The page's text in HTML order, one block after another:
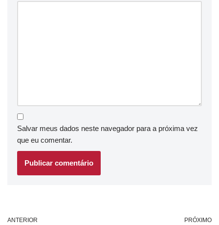
Salvar meus dados neste navegador para a próxima vez
que eu comentar.
ANTERIOR PRÓXIMO